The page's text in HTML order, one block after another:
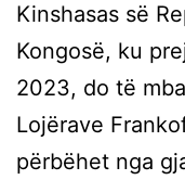
Kinshasas së
Kongosë, ku
2023, do të
Lojërave
përbëhet nga